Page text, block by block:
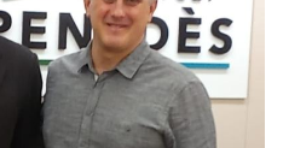
Comarcal
Es Reuneix Amb